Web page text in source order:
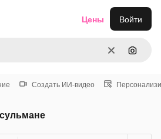
ОчиститьПоиск
Цены Войти
Создать ИИ-видео